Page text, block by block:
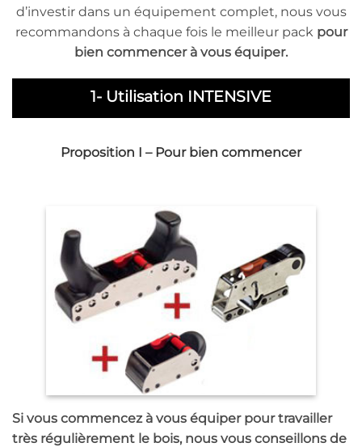
d’investir dans un équipement complet, nous vous
recommandons à chaque fois le meilleur pack pour
bien commencer à vous équiper.
1- Utilisation INTENSIVE
Proposition I – Pour bien commencer
Si vous commencez à vous équiper pour travailler
très régulièrement le bois, nous vous conseillons de